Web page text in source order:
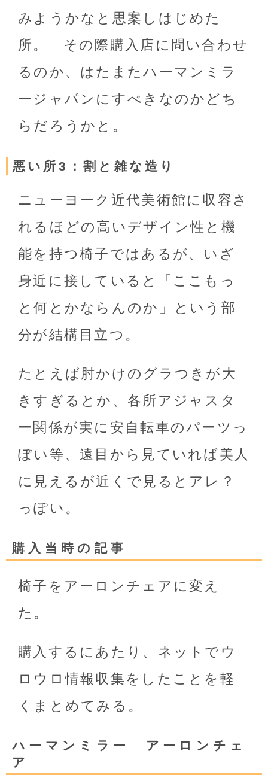
みようかなと思案しはじめた
所。 その際購入店に問い合わせ
るのか、はたまたハーマンミラ
ージャパンにすべきなのかどち
らだろうかと。
悪い所3：割と雑な造り
ニューヨーク近代美術館に収容さ
れるほどの高いデザイン性と機
能を持つ椅子ではあるが、いざ
身近に接していると「ここもっ
と何とかならんのか」という部
分が結構目立つ。
たとえば肘かけのグラつきが大
きすぎるとか、各所アジャスタ
ー関係が実に安自転車のパーツっ
ぽい等、遠目から見ていれば美人
に見えるが近くで見るとアレ？
っぽい。
購入当時の記事
椅子をアーロンチェアに変え
た。
購入するにあたり、ネットでウ
ロウロ情報収集をしたことを軽
くまとめてみる。
ハーマンミラー アーロンチェ
ア